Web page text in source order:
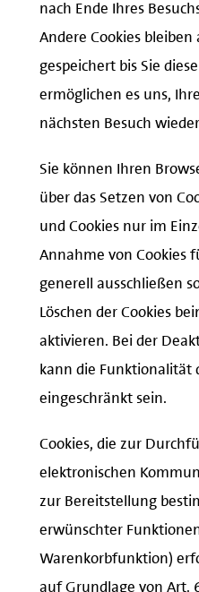
nach Ende Ihres
Andere Cookies
gespeichert bis Sie
ermöglichen es uns,
nächsten Besuch
Sie können Ihren
über das Setzen von
und Cookies nur im
Annahme von Cookies
generell ausschließen
Löschen der Cookies
aktivieren. Bei der
kann die Funktionalität
eingeschränkt sein.
Cookies, die zur
elektronischen
zur Bereitstellung
erwünschter Funktionen
Warenkorbfunktion)
auf Grundlage von Art.